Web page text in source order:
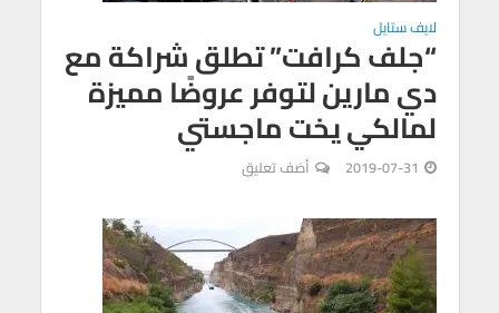
لايف ستايل
“جلف كرافت” تطلق شراكة مع
دي مارين لتوفر عروضًا مميزة
لمالكي يخت ماجستي
2019-07-31 أضف تعليق